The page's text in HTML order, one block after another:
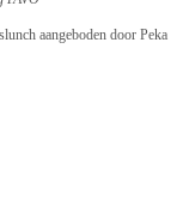
aangeboden door